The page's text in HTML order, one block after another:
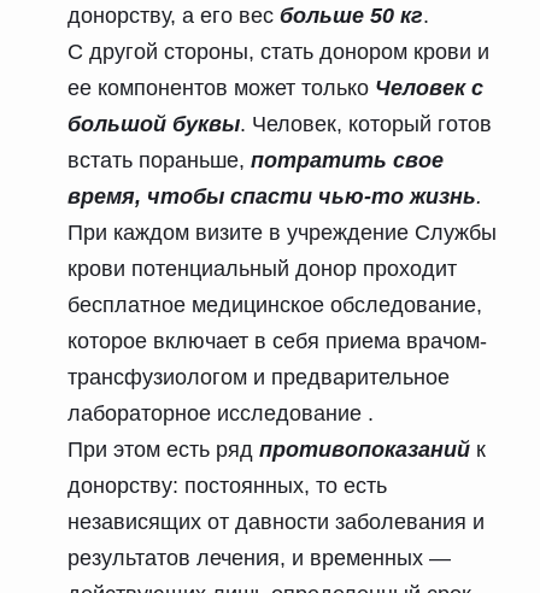
донорству, а его вес больше 50 кг.
С другой стороны, стать донором крови и
ее компонентов может только Человек с
большой буквы. Человек, который готов
встать пораньше, потратить свое
время, чтобы спасти чью-то жизнь.
При каждом визите в учреждение Службы
крови потенциальный донор проходит
бесплатное медицинское обследование,
которое включает в себя приема врачом-
трансфузиологом и предварительное
лабораторное исследование .
При этом есть ряд противопоказанийк
донорству: постоянных, то есть
независящих от давности заболевания и
результатов лечения, и временных —